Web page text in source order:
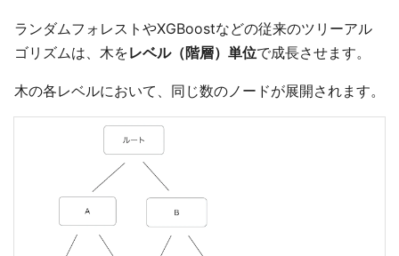
ランダムフォレストやXGBoostなどの従来のツリーアル
ゴリズムは、木をレベル（階層）単位で成長させます。
木の各レベルにおいて、同じ数のノードが展開されます。